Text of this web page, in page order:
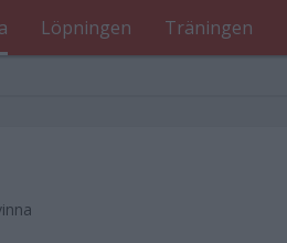
Löpningen Träningen